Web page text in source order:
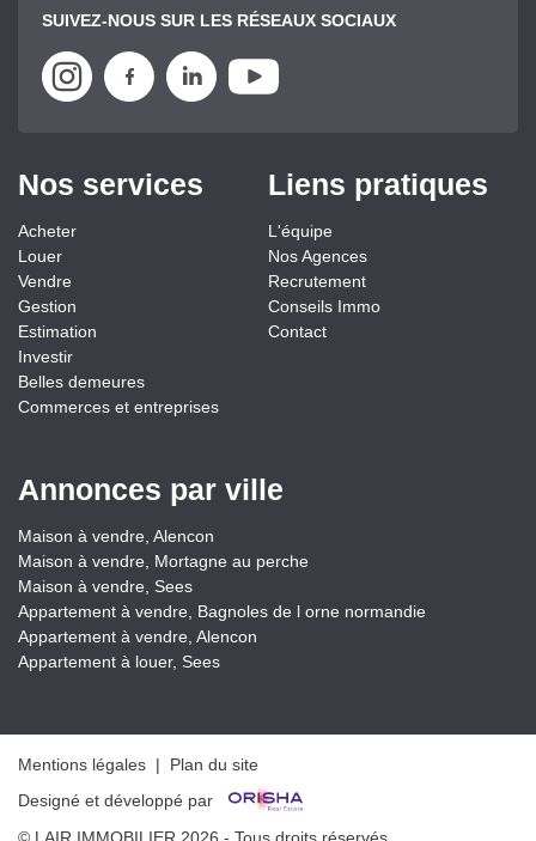
SUIVEZ-NOUS SUR LES RÉSEAUX SOCIAUX
Nos services
Acheter
Louer
Vendre
Gestion
Estimation
Investir
Belles demeures
Commerces et entreprises
Liens pratiques
L'équipe
Nos Agences
Recrutement
Conseils Immo
Contact
Annonces par ville
Maison à vendre, Alencon
Maison à vendre, Mortagne au perche
Maison à vendre, Sees
Appartement à vendre, Bagnoles de l orne normandie
Appartement à vendre, Alencon
Appartement à louer, Sees
Mentions légales | Plan du site
Designé et développé par